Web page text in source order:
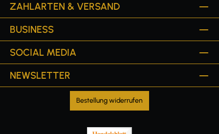
ZAHLARTEN & VERSAND
BUSINESS
SOCIAL MEDIA
NEWSLETTER
Bestellung widerrufen